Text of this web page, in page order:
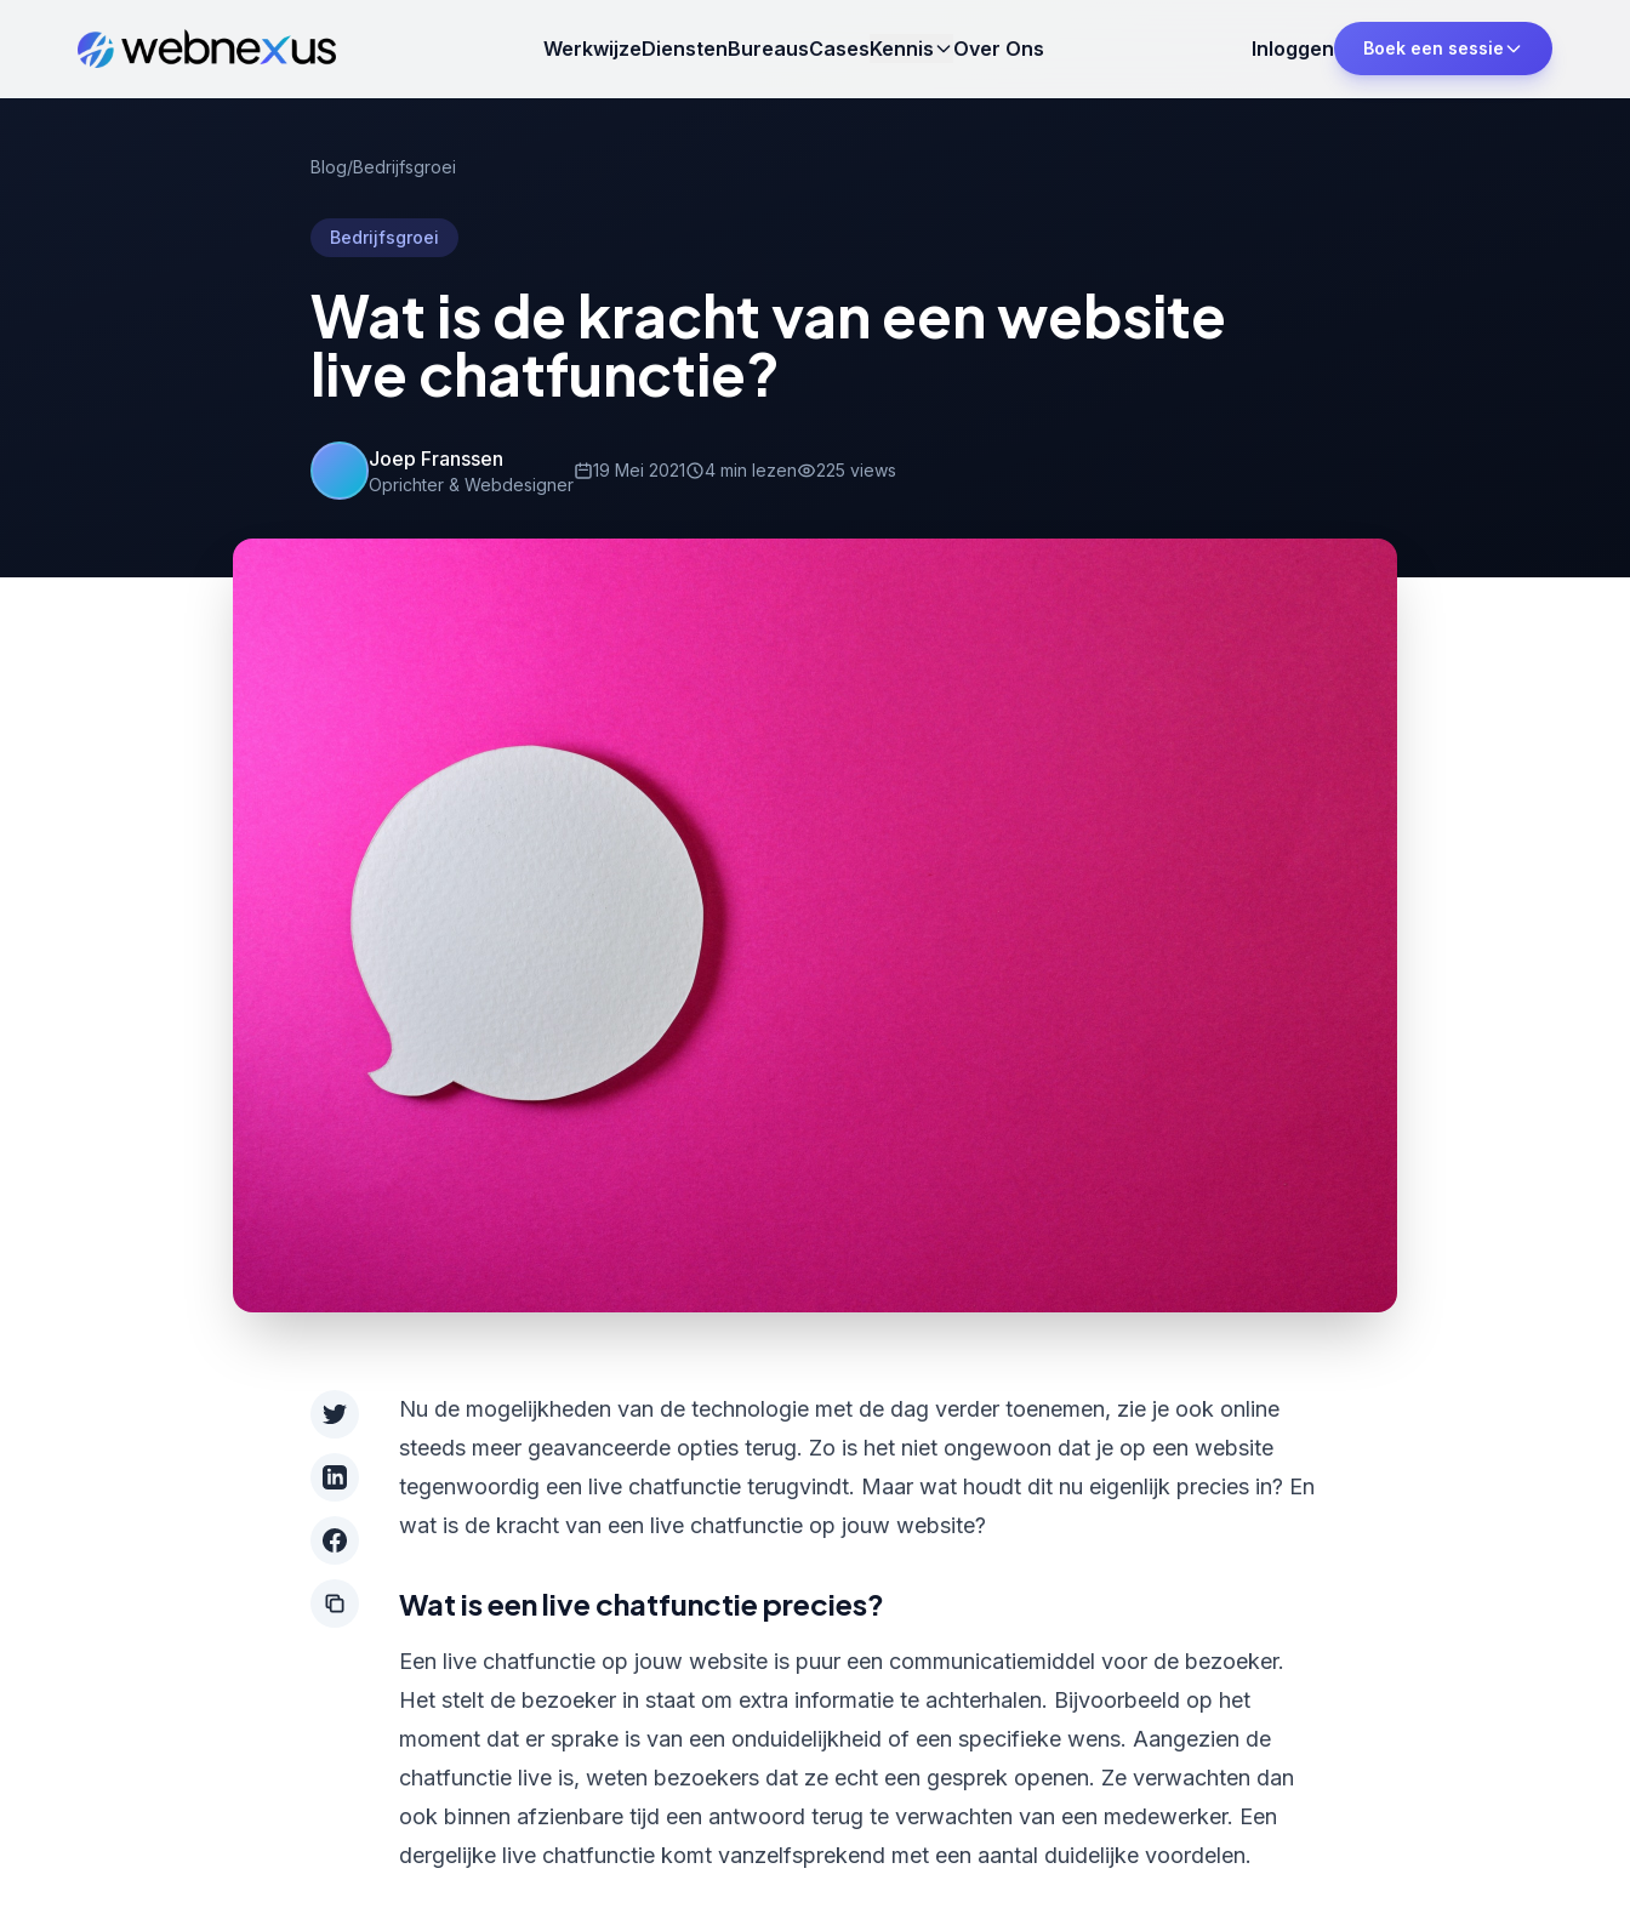
WerkwijzeDienstenBureausCasesKennis Over Ons Inloggen Boek een sessie
Blog/Bedrijfsgroei
Bedrijfsgroei
Wat is de kracht van een website
live chatfunctie?
Joep Franssen
Oprichter & Webdesigner
19 Mei 2021 4 min lezen 225 views
Nu de mogelijkheden van de technologie met de dag verder toenemen, zie je ook online
steeds meer geavanceerde opties terug. Zo is het niet ongewoon dat je op een website
tegenwoordig een live chatfunctie terugvindt. Maar wat houdt dit nu eigenlijk precies in? En
wat is de kracht van een live chatfunctie op jouw website?
Wat is een live chatfunctie precies?
Een live chatfunctie op jouw website is puur een communicatiemiddel voor de bezoeker.
Het stelt de bezoeker in staat om extra informatie te achterhalen. Bijvoorbeeld op het
moment dat er sprake is van een onduidelijkheid of een specifieke wens. Aangezien de
chatfunctie live is, weten bezoekers dat ze echt een gesprek openen. Ze verwachten dan
ook binnen afzienbare tijd een antwoord terug te verwachten van een medewerker. Een
dergelijke live chatfunctie komt vanzelfsprekend met een aantal duidelijke voordelen.